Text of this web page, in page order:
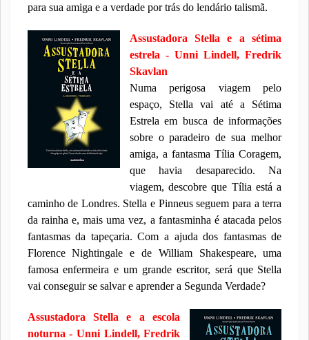
para sua amiga e a verdade por trás do lendário talismã.
Assustadora Stella e a sétima
estrela - Unni Lindell, Fredrik
Skavlan
Numa perigosa viagem pelo
espaço, Stella vai até a Sétima
Estrela em busca de informações
sobre o paradeiro de sua melhor
amiga, a fantasma Tília Coragem,
que havia desaparecido. Na
viagem, descobre que Tília está a
caminho de Londres. Stella e Pinneus seguem para a terra
da rainha e, mais uma vez, a fantasminha é atacada pelos
fantasmas da tapeçaria. Com a ajuda dos fantasmas de
Florence Nightingale e de William Shakespeare, uma
famosa enfermeira e um grande escritor, será que Stella
vai conseguir se salvar e aprender a Segunda Verdade?
Assustadora Stella e a escola
noturna - Unni Lindell, Fredrik